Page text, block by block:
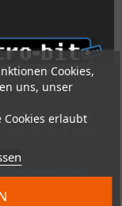
Cookies,
uns, unser
erlaubt
SEGA Mega Drive 6-